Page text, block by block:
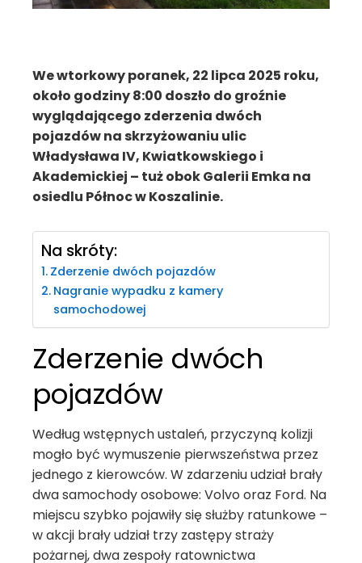
We wtorkowy poranek, 22 lipca 2025 roku,
około godziny 8:00 doszło do groźnie
wyglądającego zderzenia dwóch
pojazdów na skrzyżowaniu ulic
Władysława IV, Kwiatkowskiego i
Akademickiej – tuż obok Galerii Emka na
osiedlu Północ w Koszalinie.
Na skróty:
Zderzenie dwóch pojazdów
Nagranie wypadku z kamery
samochodowej
Zderzenie dwóch
pojazdów
Według wstępnych ustaleń, przyczyną kolizji
mogło być wymuszenie pierwszeństwa przez
jednego z kierowców. W zdarzeniu udział brały
dwa samochody osobowe: Volvo oraz Ford. Na
miejscu szybko pojawiły się służby ratunkowe –
w akcji brały udział trzy zastępy straży
pożarnej, dwa zespoły ratownictwa